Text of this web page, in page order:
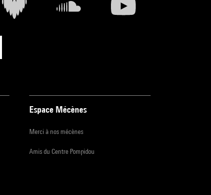
Espace Mécènes
Merci à nos mécènes
Amis du Centre Pompidou